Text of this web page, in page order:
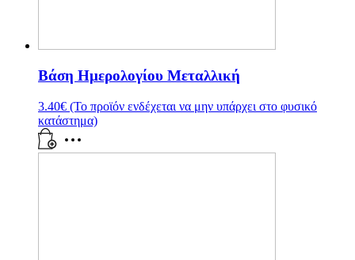
Βάση Ημερολογίου Μεταλλική
3.40€ (Το προϊόν ενδέχεται να μην υπάρχει στο φυσικό
κατάστημα)